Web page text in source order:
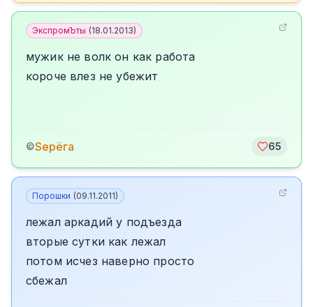
ЭкспромЪты (18.01.2013)
мужик не волк он как работа
короче влез не убежит
©Sерёга 65
Порошки (09.11.2011)
лежал аркадий у подъезда
вторые сутки как лежал
потом исчез наверно просто
сбежал